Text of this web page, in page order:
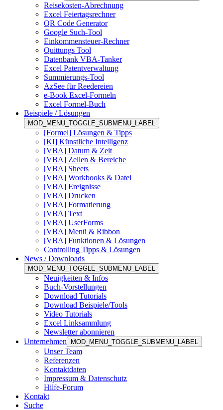
Reisekosten-Abrechnung
Excel Feiertagsrechner
QR Code Generator
Google Such-Tool
Einkommensteuer-Rechner
Quittungs Tool
Datenbank VBA-Tanker
Excel Patentverwaltung
Summierungs-Tool
AzSee für Reedereien
e-Book Excel-Formeln
Excel Formel-Buch
Beispiele / Lösungen
MOD_MENU_TOGGLE_SUBMENU_LABEL
[Formel] Lösungen & Tipps
[KI] Künstliche Intelligenz
[VBA] Datum & Zeit
[VBA] Zellen & Bereiche
[VBA] Sheets
[VBA] Workbooks & Datei
[VBA] Ereignisse
[VBA] Drucken
[VBA] Formatierung
[VBA] Text
[VBA] UserForms
[VBA] Menü & Ribbon
[VBA] Funktionen & Lösungen
Controlling Tipps & Lösungen
News / Downloads
MOD_MENU_TOGGLE_SUBMENU_LABEL
Neuigkeiten & Infos
Buch-Vorstellungen
Download Tutorials
Download Beispiele/Tools
Video Tutorials
Excel Linksammlung
Newsletter abonnieren
Unternehmen
MOD_MENU_TOGGLE_SUBMENU_LABEL
Unser Team
Referenzen
Kontaktdaten
Impressum & Datenschutz
Hilfe-Forum
Kontakt
Suche